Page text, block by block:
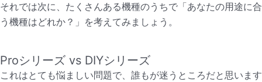
それでは次に、たくさんある機種のうちで「あなたの用途に合
う機種はどれか？」を考えてみましょう。
Proシリーズ vs DIYシリーズ
これはとても悩ましい問題で、誰もが迷うところだと思います